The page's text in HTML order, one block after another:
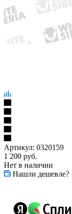
Артикул: 0320159
1 200 руб.
Нет в наличии
Нашли дешевле?